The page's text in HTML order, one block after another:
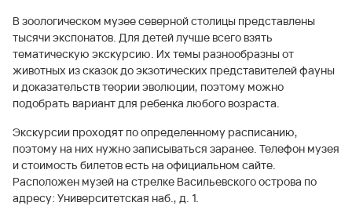
В зоологическом музее северной столицы представлены
тысячи экспонатов. Для детей лучше всего взять
тематическую экскурсию. Их темы разнообразны от
животных из сказок до экзотических представителей фауны
и доказательств теории эволюции, поэтому можно
подобрать вариант для ребенка любого возраста.
Экскурсии проходят по определенному расписанию,
поэтому на них нужно записываться заранее. Телефон музея
и стоимость билетов есть на официальном сайте.
Расположен музей на стрелке Васильевского острова по
адресу: Университетская наб., д. 1.